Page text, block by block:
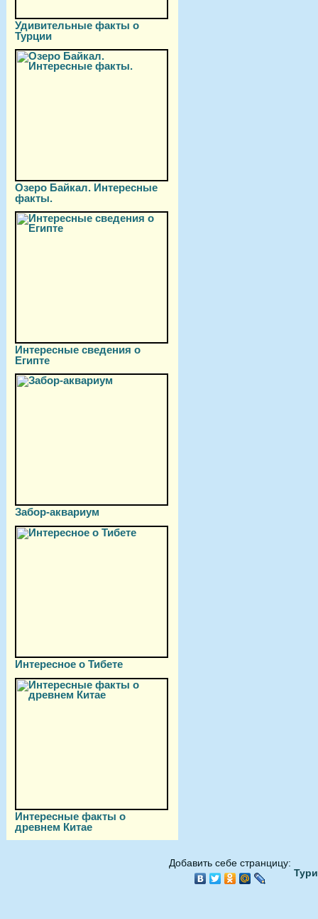
Удивительные факты о
Турции
Озеро Байкал. Интересные
факты.
Интересные сведения о
Египте
Забор-аквариум
Интересное о Тибете
Интересные факты о
древнем Китае
Добавить себе странцицу: